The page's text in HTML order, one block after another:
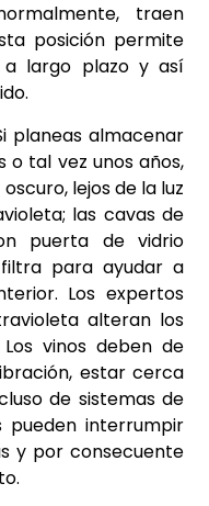
traen
posición permite
a largo plazo y así
planeas almacenar
o tal vez unos años,
lejos de la luz
las cavas de
puerta de vidrio
para ayudar a
Los expertos
alteran los
vinos deben de
estar cerca
de sistemas de
pueden interrumpir
y por consecuente